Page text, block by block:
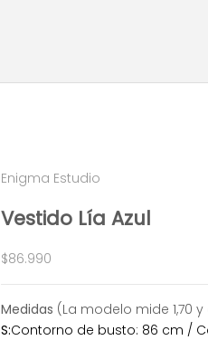
Enigma Estudio
Vestido Lía Azul
Precio de oferta
$86.990
Medidas (La modelo mide 1,70
S:Contorno de busto: 86 cm /